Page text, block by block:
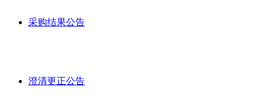
采购结果公告
澄清更正公告